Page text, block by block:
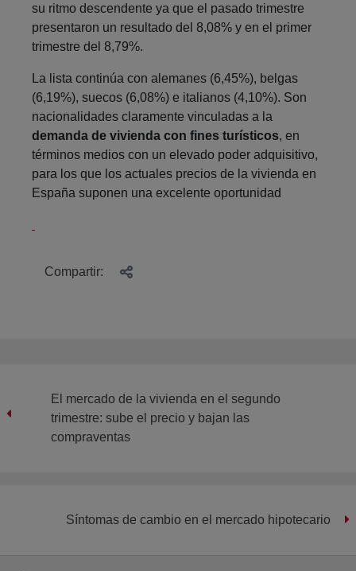
su ritmo descendente ya que el pasado trimestre
presentaron un resultado del 8,08% y en el primer
trimestre del 8,79%.
La lista continúa con alemanes (6,45%), belgas
(6,19%), suecos (6,08%) e italianos (4,10%). Son
nacionalidades claramente vinculadas a la
demanda de vivienda con fines turísticos, en
términos medios con un elevado poder adquisitivo,
para los que los actuales precios de la vivienda en
España suponen una excelente oportunidad
Compartir:
El mercado de la vivienda en el segundo
trimestre: sube el precio y bajan las
compraventas
Síntomas de cambio en el mercado hipotecario